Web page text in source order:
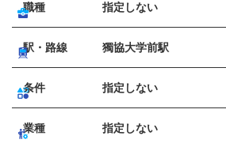
職種 指定しない
駅・路線 獨協大学前駅
条件 指定しない
業種 指定しない